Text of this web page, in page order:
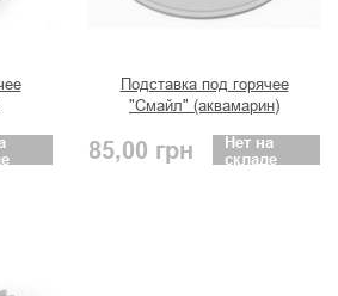
Подставка под горячее
"Смайл" (аквамарин)
85,00 грн
Нет на
складе